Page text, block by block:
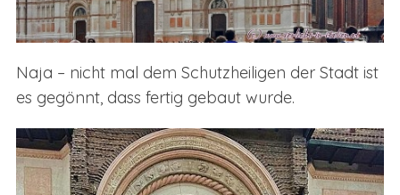
Naja – nicht mal dem Schutzheiligen der Stadt ist
es gegönnt, dass fertig gebaut wurde.